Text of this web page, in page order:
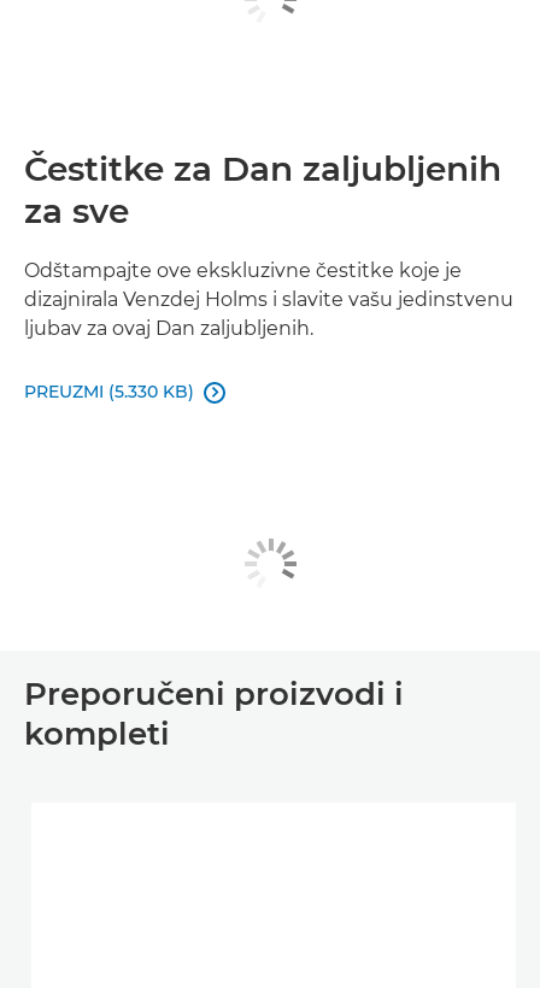
Čestitke za Dan zaljubljenih
za sve
Odštampajte ove ekskluzivne čestitke koje je
dizajnirala Venzdej Holms i slavite vašu jedinstvenu
ljubav za ovaj Dan zaljubljenih.
PREUZMI (5.330 KB) 
Preporučeni proizvodi i
kompleti